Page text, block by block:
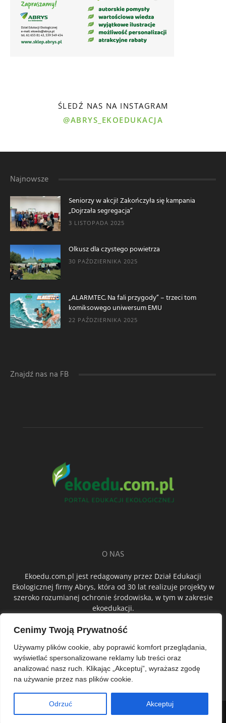
Cenimy Twoją Prywatność
Używamy plików cookie, aby poprawić komfort przeglądania,
wyświetlać spersonalizowane reklamy lub treści oraz
analizować nasz ruch. Klikając „Akceptuj”, wyrażasz zgodę
na używanie przez nas plików cookie.
Odrzuć Akceptuj
ŚLEDŹ NAS NA INSTAGRAM
@ABRYS_EKOEDUKACJA
Najnowsze
Seniorzy w akcji! Zakończyła się kampania
„Dojrzała segregacja”
3 LISTOPADA 2025
Olkusz dla czystego powietrza
30 PAŹDZIERNIKA 2025
„ALARMTEC. Na fali przygody” – trzeci tom
komiksowego uniwersum EMU
22 PAŹDZIERNIKA 2025
Znajdź nas na FB
O NAS
Ekoedu.com.pl jest redagowany przez Dział Edukacji
Ekologicznej firmy Abrys, która od 30 lat realizuje projekty w
szeroko rozumianej ochronie środowiska, w tym w zakresie
ekoedukacji.
ŚLEDŹ NAS
© Abrys Sp. z o.o.